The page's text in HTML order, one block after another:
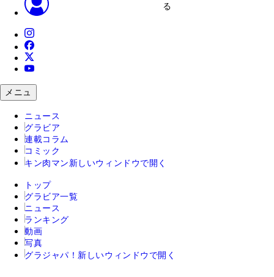
る
メニュ
ニュース
グラビア
連載コラム
コミック
キン肉マン 新しいウィンドウで開く
トップ
グラビア一覧
ニュース
ランキング
動画
写真
グラジャパ！ 新しいウィンドウで開く